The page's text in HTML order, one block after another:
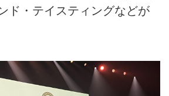
ド・テイスティングなどが